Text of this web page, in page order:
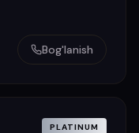
Bog'lanish
PLATINUM